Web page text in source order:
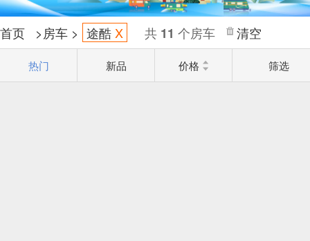
首页 >房车 > 途酷 X 共 11 个房车 清空
热门 新品 价格 筛选